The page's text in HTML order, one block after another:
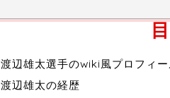
渡辺雄太選手のwiki風プロフィ
渡辺雄太の経歴